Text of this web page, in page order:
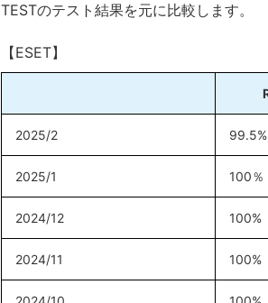
TESTのテスト結果を元に比較します。
【ESET】
2025/2 99.5%
2025/1 100％
2024/12 100%
2024/11 100%